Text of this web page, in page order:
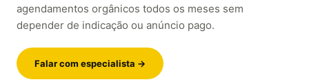
agendamentos orgânicos todos os meses sem
depender de indicação ou anúncio pago.
Falar com especialista →